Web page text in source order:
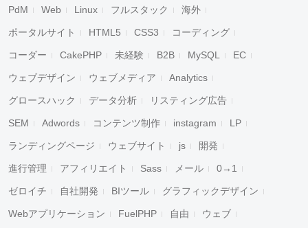
PdM Web Linux フルスタック 海外
ポータルサイト HTML5 CSS3 コーディング
コーダー CakePHP 未経験 B2B MySQL EC
ウェブデザイン ウェブメディア Analytics
グロースハック データ分析 リスティング広告
SEM Adwords コンテンツ制作 instagram LP
ランディングページ ウェブサイト js 開発
進行管理 アフィリエイト Sass メール 0→1
ゼロイチ 自社開発 BIツール グラフィックデザイン
Webアプリケーション FuelPHP 自由 ウェブ